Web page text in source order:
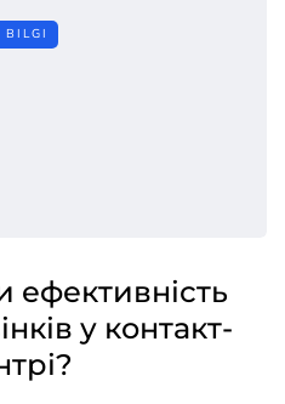
ефективність
у контакт-